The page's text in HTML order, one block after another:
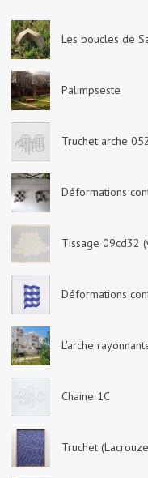
Les boucles de
Palimpseste
Truchet arche
Déformations
Tissage 09cd32
Déformations
L'arche
Chaine 1C
Truchet